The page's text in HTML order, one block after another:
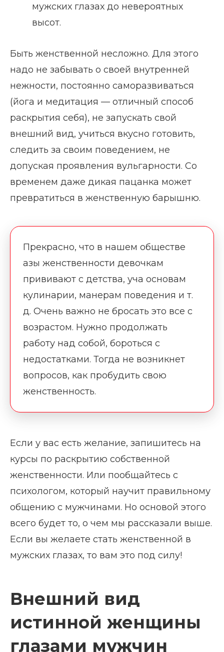
мужских глазах до невероятных
высот.
Быть женственной несложно. Для этого
надо не забывать о своей внутренней
нежности, постоянно саморазвиваться
(йога и медитация — отличный способ
раскрытия себя), не запускать свой
внешний вид, учиться вкусно готовить,
следить за своим поведением, не
допуская проявления вульгарности. Со
временем даже дикая пацанка может
превратиться в женственную барышню.
Прекрасно, что в нашем обществе
азы женственности девочкам
прививают с детства, уча основам
кулинарии, манерам поведения и т.
д. Очень важно не бросать это все с
возрастом. Нужно продолжать
работу над собой, бороться с
недостатками. Тогда не возникнет
вопросов, как пробудить свою
женственность.
Если у вас есть желание, запишитесь на
курсы по раскрытию собственной
женственности. Или пообщайтесь с
психологом, который научит правильному
общению с мужчинами. Но основой этого
всего будет то, о чем мы рассказали выше.
Если вы желаете стать женственной в
мужских глазах, то вам это под силу!
Внешний вид
истинной женщины
глазами мужчин